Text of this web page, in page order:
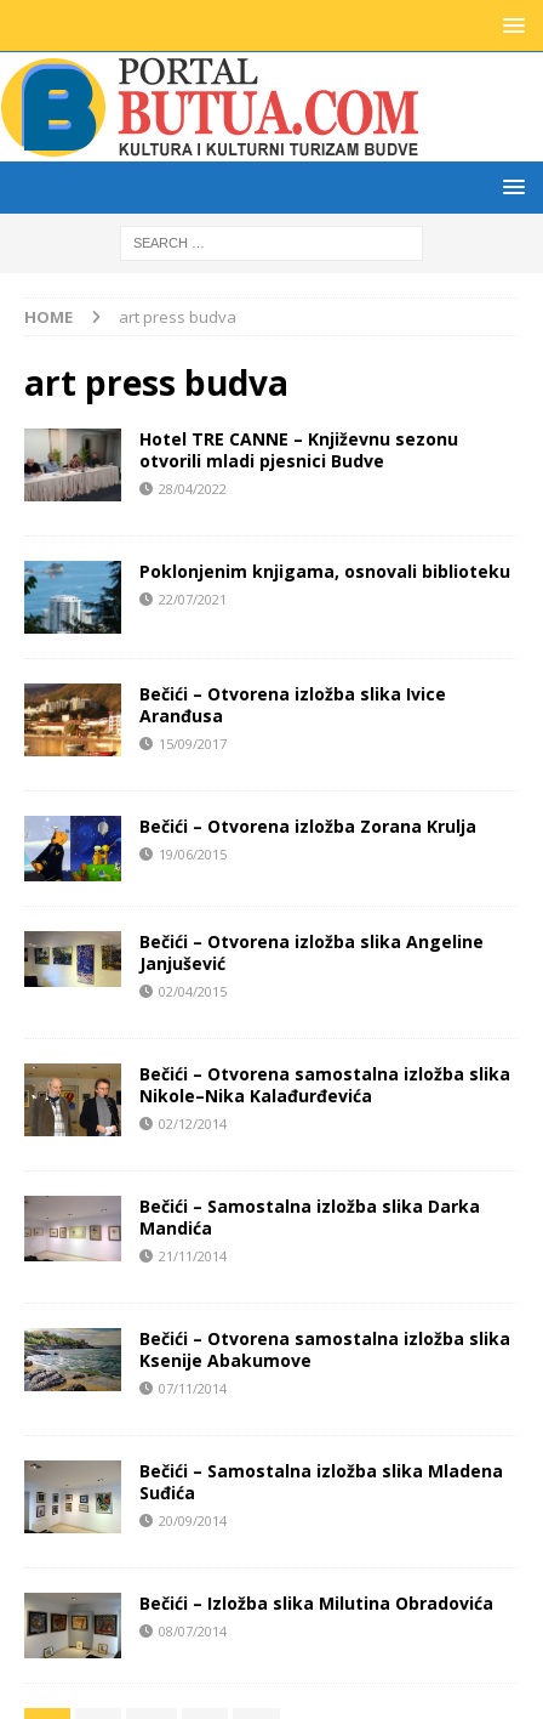
HOME art press budva
art press budva
Hotel TRE CANNE – Književnu sezonu
otvorili mladi pjesnici Budve
28/04/2022
Poklonjenim knjigama, osnovali biblioteku
22/07/2021
Bečići – Otvorena izložba slika Ivice
Aranđusa
15/09/2017
Bečići – Otvorena izložba Zorana Krulja
19/06/2015
Bečići – Otvorena izložba slika Angeline
Janjušević
02/04/2015
Bečići – Otvorena samostalna izložba slika
Nikole–Nika Kalađurđevića
02/12/2014
Bečići – Samostalna izložba slika Darka
Mandića
21/11/2014
Bečići – Otvorena samostalna izložba slika
Ksenije Abakumove
07/11/2014
Bečići – Samostalna izložba slika Mladena
Suđića
20/09/2014
Bečići – Izložba slika Milutina Obradovića
08/07/2014